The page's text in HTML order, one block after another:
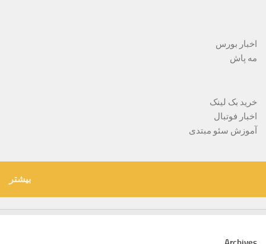
اخبار بورس
مه پاش
خرید بک لینک
اخبار فوتبال
آموزش سئو مبتدی
بیشتر